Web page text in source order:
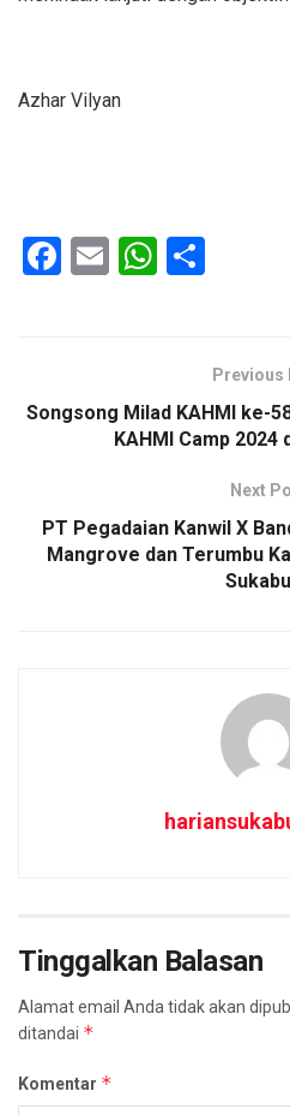
Azhar Vilyan
F
o
E
W
A
p
ePrevious
Songsong Milad KAHMI ke-
KAHMI Camp 2024
Next
PT Pegadaian Kanwil X
Mangrove dan Terumbu
Tinggalkan Balasan
Alamat email Anda tidak akan
ditandai *
Komentar *